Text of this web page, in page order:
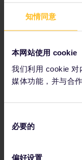
知情同意
本网站使用 cookie
我们利用 cookie 对
媒体功能，并与合
必要的
偏好设置